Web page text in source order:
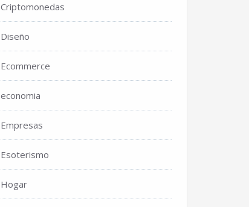
Criptomonedas
Diseño
Ecommerce
economia
Empresas
Esoterismo
Hogar